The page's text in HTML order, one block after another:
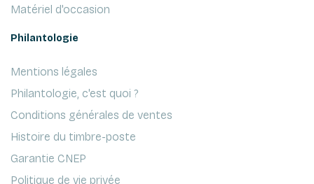
Matériel d'occasion
Philantologie
Mentions légales
Philantologie, c'est quoi ?
Conditions générales de ventes
Histoire du timbre-poste
Garantie CNEP
Politique de vie privée